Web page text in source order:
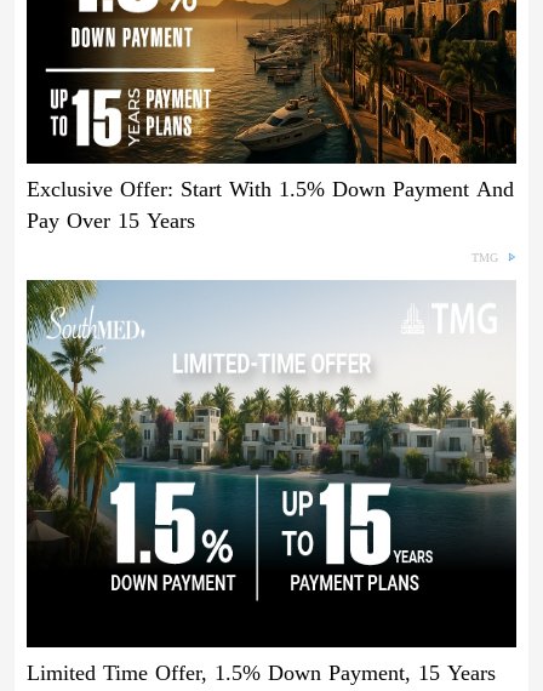
Exclusive Offer: Start With 1.5% Down Payment And
Pay Over 15 Years
TMG
Limited Time Offer, 1.5% Down Payment, 15 Years